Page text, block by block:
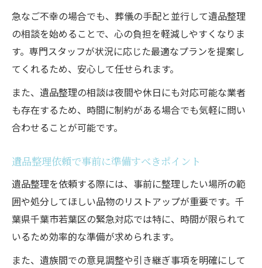
遺品整理で供養や買取サービスを上手に活
用
遺品整理の特殊清掃や残置物撤去のポイン
ト
遺品整理の依頼時に重視したい確認事項
急なご不幸の場合でも、葬儀の手配と並行して遺品整理
の相談を始めることで、心の負担を軽減しやすくなりま
す。専門スタッフが状況に応じた最適なプランを提案し
てくれるため、安心して任せられます。
また、遺品整理の相談は夜間や休日にも対応可能な業者
も存在するため、時間に制約がある場合でも気軽に問い
合わせることが可能です。
遺品整理依頼で事前に準備すべきポイント
遺品整理を依頼する際には、事前に整理したい場所の範
囲や処分してほしい品物のリストアップが重要です。千
葉県千葉市若葉区の緊急対応では特に、時間が限られて
いるため効率的な準備が求められます。
また、遺族間での意見調整や引き継ぎ事項を明確にして